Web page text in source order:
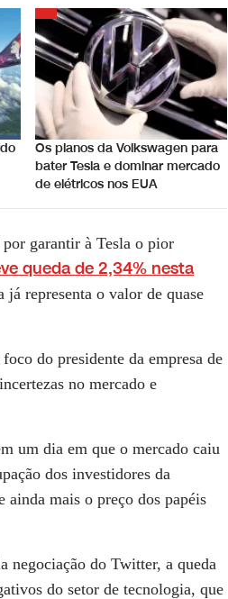
Os planos da Volkswagen para
bater Tesla e dominar mercado
de elétricos nos EUA
garantir à Tesla o pior
queda de 2,34% nesta
representa o valor de quase
do presidente da empresa de
no mercado e
um dia em que o mercado caiu
dos investidores da
ainda mais o preço dos papéis
negociação do Twitter, a queda
do setor de tecnologia, que